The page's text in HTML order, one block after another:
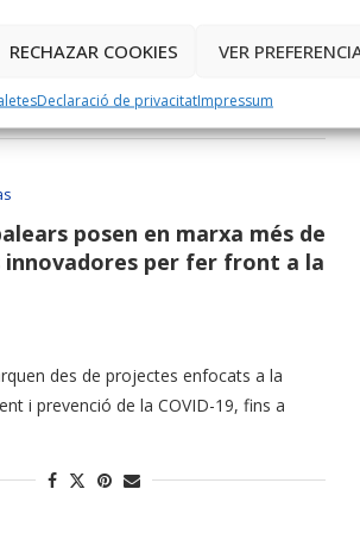
RECHAZAR COOKIES VER
Declaració de privacitatImpressum
dues de les quals han rebut …
posen en marxa més de
innovadores per fer front a la
des de projectes enfocats a la
i prevenció de la COVID-19, fins a